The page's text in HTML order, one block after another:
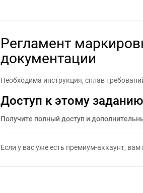
Регламент
документации
Необходима инструкция, сплав
Доступ к этому
Получите полный доступ и
Если у вас уже есть премиум-аккаунт,